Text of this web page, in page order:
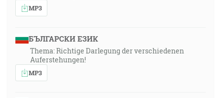
MP3
БЪЛГАРСКИ ЕЗИК
Thema: Richtige Darlegung der verschiedenen
Auferstehungen!
MP3